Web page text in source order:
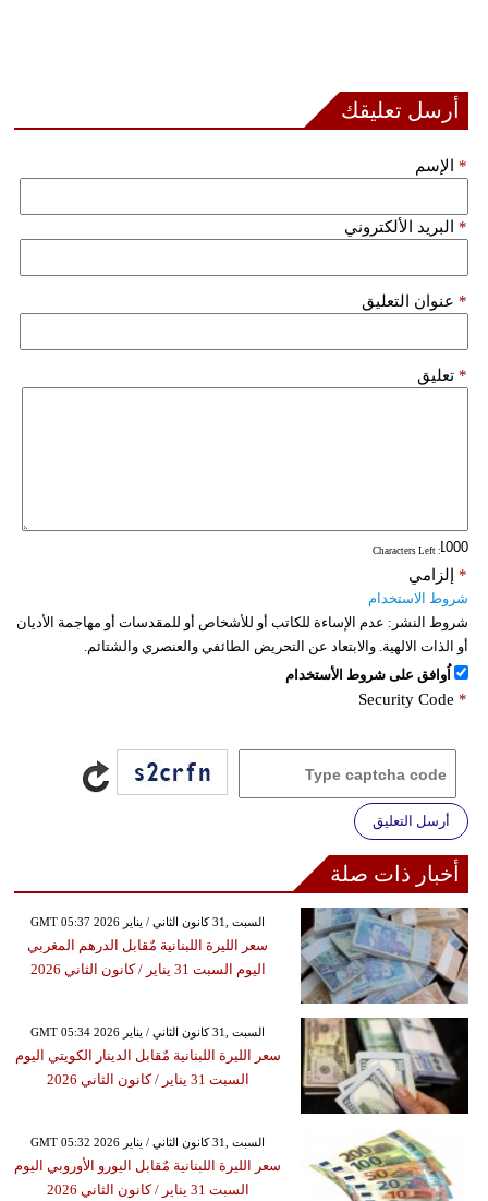
أرسل تعليقك
الإسم *
البريد الألكتروني *
عنوان التعليق *
تعليق *
: Characters Left
إلزامي *
شروط الاستخدام
شروط النشر: عدم الإساءة للكاتب أو للأشخاص أو للمقدسات أو مهاجمة الأديان
أو الذات الالهية. والابتعاد عن التحريض الطائفي والعنصري والشتائم.
اُوافق على شروط الأستخدام
Security Code *
أرسل التعليق
أخبار ذات صلة
GMT 05:37 2026 السبت ,31 كانون الثاني / يناير
سعر الليرة اللبنانية مٌقابل الدرهم المغربي
اليوم السبت 31 يناير / كانون الثاني 2026
GMT 05:34 2026 السبت ,31 كانون الثاني / يناير
سعر الليرة اللبنانية مٌقابل الدينار الكويتي اليوم
السبت 31 يناير / كانون الثاني 2026
GMT 05:32 2026 السبت ,31 كانون الثاني / يناير
سعر الليرة اللبنانية مٌقابل اليورو الأوروبي اليوم
السبت 31 يناير / كانون الثاني 2026